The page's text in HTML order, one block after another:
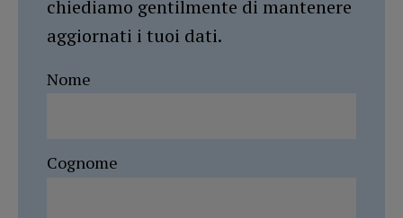
chiediamo gentilmente di mantenere
aggiornati i tuoi dati.
Nome
Cognome